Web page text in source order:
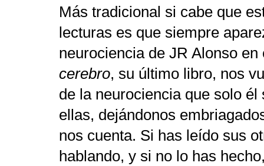
Más tradicional si cabe que
lecturas es que siempre
neurociencia de JR Alonso
cerebro, su último libro, nos
de la neurociencia que solo
ellas, dejándonos
nos cuenta. Si has leído sus
hablando, y si no lo has